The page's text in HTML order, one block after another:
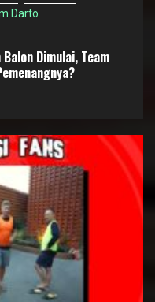
Darto
Dimulai, Team